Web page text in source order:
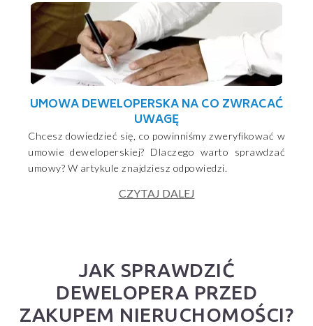
UMOWA DEWELOPERSKA NA CO ZWRACAĆ
UWAGĘ
Chcesz dowiedzieć się, co powinniśmy zweryfikować w
umowie deweloperskiej? Dlaczego warto sprawdzać
umowy? W artykule znajdziesz odpowiedzi.
CZYTAJ DALEJ
JAK SPRAWDZIĆ
DEWELOPERA PRZED
ZAKUPEM NIERUCHOMOŚCI?